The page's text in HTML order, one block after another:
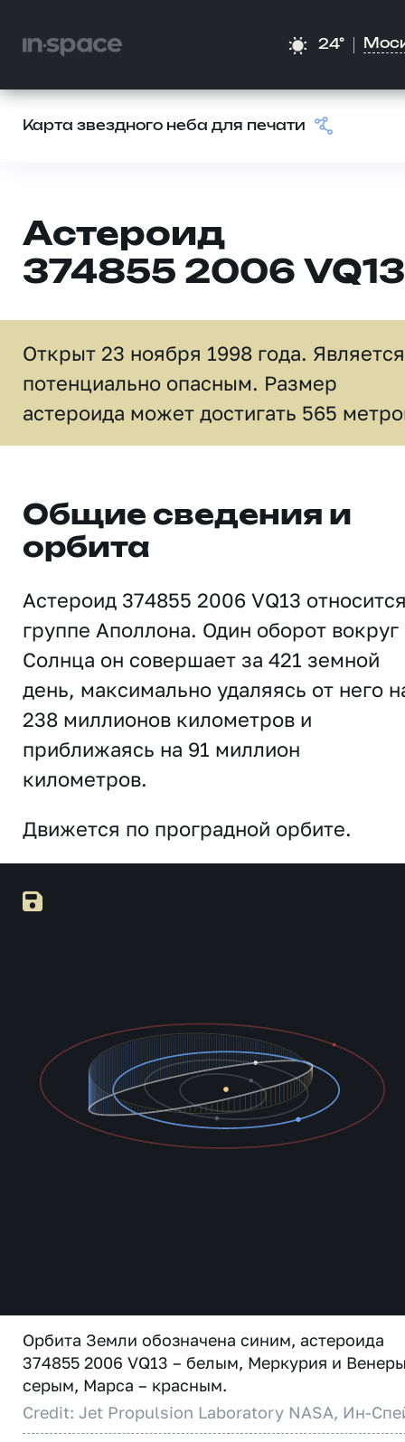
24°
Карта звездного неба для печати
Астероид
374855 2006 VQ13
Открыт 23 ноября 1998 года. Является
потенциально опасным. Размер
астероида может достигать 565
Общие сведения и
орбита
Астероид 374855 2006 VQ13
группе Аполлона. Один оборот вокруг
Солнца он совершает за 421 земной
день, максимально удаляясь от него
238 миллионов километров и
приближаясь на 91 миллион
километров.
Движется по проградной орбите.
Орбита Земли обозначена синим, астероида
374855 2006 VQ13 – белым, Меркурия и
серым, Марса – красным.
Credit: Jet Propulsion Laboratory NASA, Ин-